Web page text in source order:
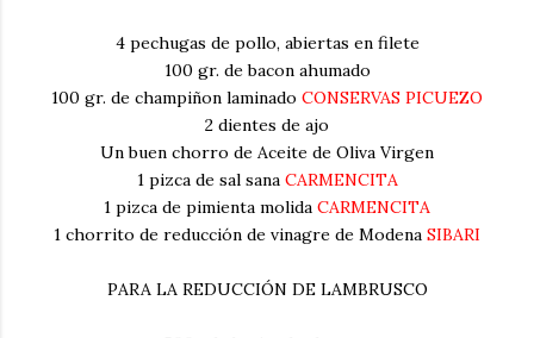
4 pechugas de pollo, abiertas en filete
100 gr. de bacon ahumado
100 gr. de champiñon laminado CONSERVAS PICUEZO
2 dientes de ajo
Un buen chorro de Aceite de Oliva Virgen
1 pizca de sal sana CARMENCITA
1 pizca de pimienta molida CARMENCITA
1 chorrito de reducción de vinagre de Modena SIBARI
PARA LA REDUCCIÓN DE LAMBRUSCO